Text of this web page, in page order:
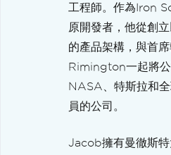
工程師。作為Iron
原開發者，他從創
的產品架構，與首
Rimington一起將
NASA、特斯拉和
員的公司。
Jacob擁有曼徹斯